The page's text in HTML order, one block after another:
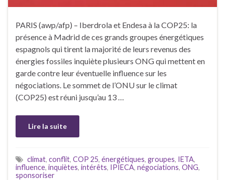
PARIS (awp/afp) – Iberdrola et Endesa à la COP25: la
présence à Madrid de ces grands groupes énergétiques
espagnols qui tirent la majorité de leurs revenus des
énergies fossiles inquiète plusieurs ONG qui mettent en
garde contre leur éventuelle influence sur les
négociations. Le sommet de l’ONU sur le climat
(COP25) est réuni jusqu’au 13 …
Lire la suite
climat, conflit, COP 25, énergétiques, groupes, IETA,
influence, inquiètes, intérêts, IPIECA, négociations, ONG,
sponsoriser